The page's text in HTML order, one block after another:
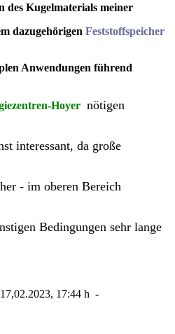
des Kugelmaterials meiner
dazugehörigen Feststoffspeicher
Anwendungen führend
Hoyer nötigen
interessant, da große
- im oberen Bereich
Bedingungen sehr lange
17:44 h -